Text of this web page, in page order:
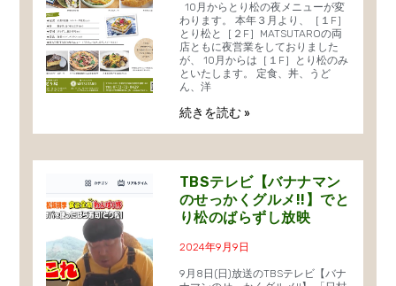
10月からとり松の夜メニューが変
わります。 本年３月より、［１F］
とり松と［２F］MATSUTAROの両
店ともに夜営業をしておりました
が、 10月からは［１F］とり松のみ
といたします。 定食、丼、うど
ん、洋
続きを読む »
TBSテレビ【バナナマン
のせっかくグルメ!!】でと
り松のばらずし放映
2024年9月9日
9月8日(日)放送のTBSテレビ【バナ